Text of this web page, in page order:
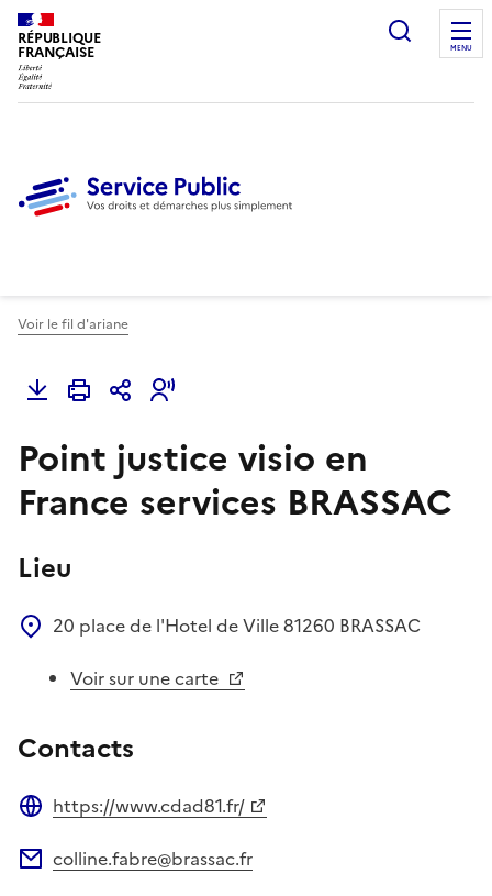
RÉPUBLIQUE
FRANÇAISE
Ouvrir
MENU
Voir le fil d'ariane
Point justice visio en
France services BRASSAC
Lieu
20 place de l'Hotel de Ville81260 BRASSAC
Voir sur une carte
Contacts
https://www.cdad81.fr/
colline.fabre@brassac.fr